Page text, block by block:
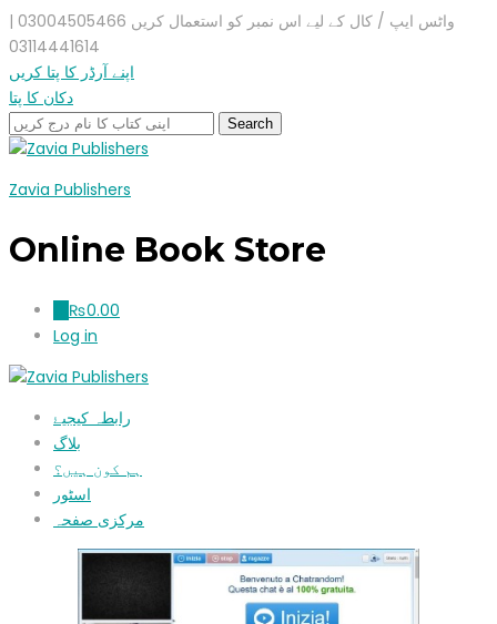
واٹس ایپ / کال کے لیے اس نمبر کو استعمال کریں 03004505466 |
03114441614
اپنے آرڈر کا پتا کریں
دکان کا پتا
Zavia Publishers
Online Book Store
₨0.00
Log in
رابطہ کیجیۓ
بلاگ
ہم کون ہیں؟
اسٹور
مرکزی صفحہ